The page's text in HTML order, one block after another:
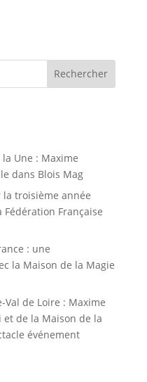
Une : Maxime
dans Blois Mag
troisième année
Française
: une
la Maison de la Magie
Val de Loire : Maxime
et de la Maison de la
événement